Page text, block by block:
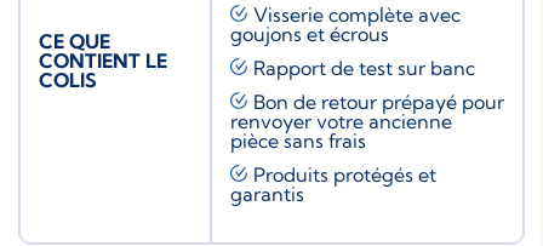
CE QUE
CONTIENT LE
COLIS
Visserie complète avec
goujons et écrous
Rapport de test sur banc
Bon de retour prépayé pour
renvoyer votre ancienne
pièce sans frais
Produits protégés et
garantis